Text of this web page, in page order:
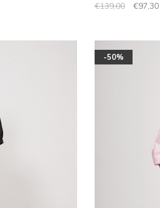
€139,00 €97,30
-50%